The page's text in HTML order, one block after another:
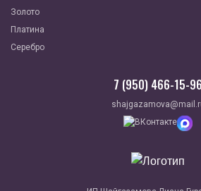
Золото
Платина
Серебро
7 (950) 466-15-96